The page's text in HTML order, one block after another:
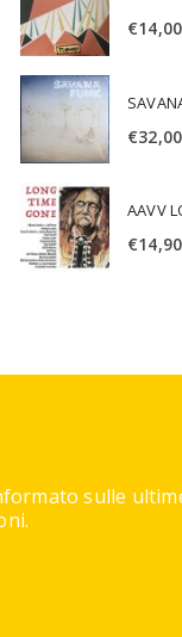
€14,00
€32,00
€14,90
sulle